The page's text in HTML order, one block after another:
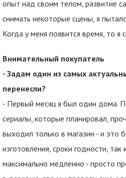
опыт над своим телом, развитие
снимать некоторые сцены, я
Когда у меня появится время, то
Внимательный покупатель
- Задам один из самых
перенесли?
- Первый месяц я был один дома.
сериалы, которые планировал,
выходил только в магазин - и это
изготовления, сроки годности,
максимально медленно - просто